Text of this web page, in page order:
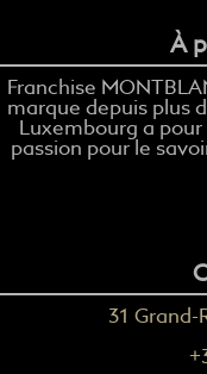
À
Franchise
marque depuis plus
Luxembourg a
passion pour le
31 Grand-